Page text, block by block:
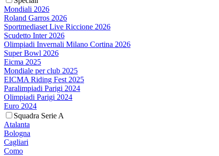
Mondiali 2026
Roland Garros 2026
Sportmediaset Live Riccione 2026
Scudetto Inter 2026
Olimpiadi Invernali Milano Cortina 2026
Super Bowl 2026
Eicma 2025
Mondiale per club 2025
EICMA Riding Fest 2025
Paralimpiadi Parigi 2024
Olimpiadi Parigi 2024
Euro 2024
Squadra Serie A
Atalanta
Bologna
Cagliari
Como